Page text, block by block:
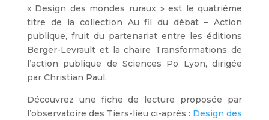
« Design des mondes ruraux » est le quatrième
titre de la collection Au fil du débat – Action
publique, fruit du partenariat entre les éditions
Berger-Levrault et la chaire Transformations de
l’action publique de Sciences Po Lyon, dirigée
par Christian Paul.
Découvrez une fiche de lecture proposée par
l’observatoire des Tiers-lieu ci-après : Design des